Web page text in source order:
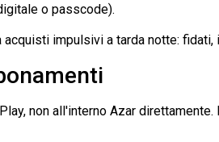
o passcode).
impulsivi a tarda notte: fidati,
non all'interno Azar direttamente.